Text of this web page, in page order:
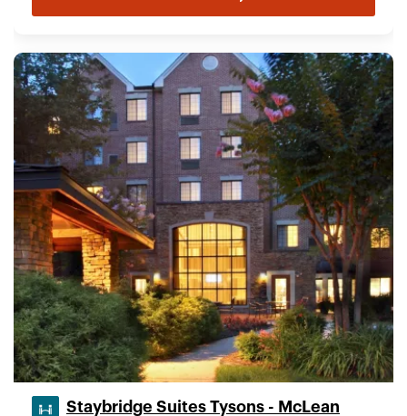
Staybridge Suites Tysons - McLean